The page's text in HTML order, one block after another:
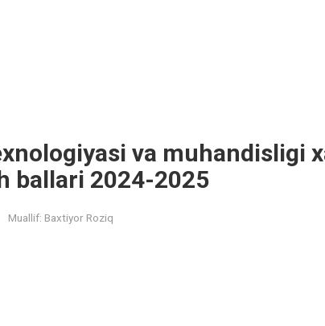
va muhandisligi
ballari 2024-2025
Muallif: Baxtiyor Roziq